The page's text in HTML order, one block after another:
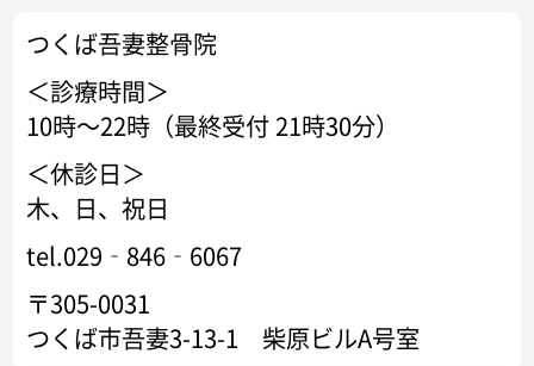
つくば吾妻整骨院
＜診療時間＞
10時～22時（最終受付 21時30分）
＜休診日＞
木、日、祝日
tel.029‐846‐6067
〒305-0031
つくば市吾妻3-13-1 柴原ビルA号室